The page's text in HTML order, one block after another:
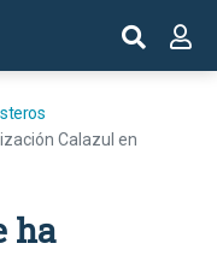
Calazul en
ha